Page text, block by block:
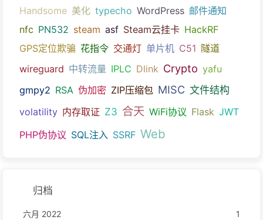
Handsome 美化 typecho WordPress 邮件通知
nfc PN532 steam asf Steam云挂卡 HackRF
GPS定位欺骗 花指令 交通灯 单片机 C51 隧道
wireguard 中转流量 IPLC Dlink Crypto yafu
gmpy2 RSA 伪加密 ZIP压缩包 MISC 文件结构
volatility 内存取证 Z3 合天 WiFi协议 Flask JWT
PHP伪协议 SQL注入 SSRF Web
归档
六月 2022
1